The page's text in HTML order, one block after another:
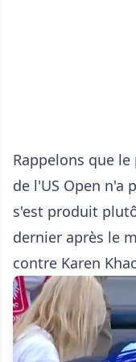
Rappelons que
de l'US Open n'a
s'est produit
dernier après le
contre Karen